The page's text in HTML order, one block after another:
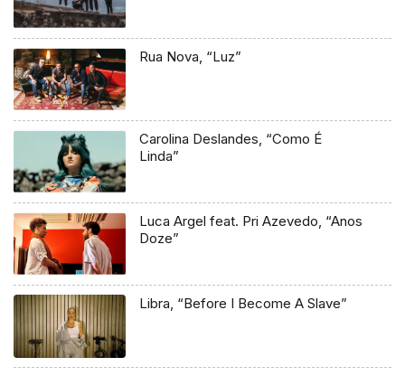
Rua Nova, “Luz”
Carolina Deslandes, “Como É
Linda”
Luca Argel feat. Pri Azevedo, “Anos
Doze”
Libra, “Before I Become A Slave”